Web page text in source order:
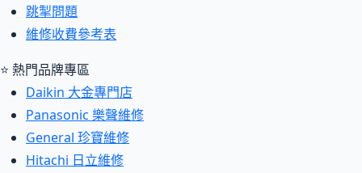
跳掣問題
維修收費參考表
⭐ 熱門品牌專區
Daikin 大金專門店
Panasonic 樂聲維修
General 珍寶維修
Hitachi 日立維修